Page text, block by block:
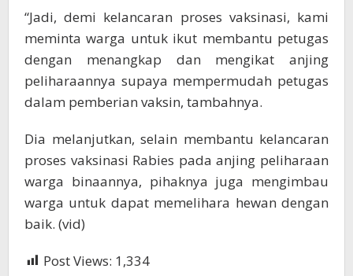
“Jadi, demi kelancaran proses vaksinasi, kami
meminta warga untuk ikut membantu petugas
dengan menangkap dan mengikat anjing
peliharaannya supaya mempermudah petugas
dalam pemberian vaksin, tambahnya.
Dia melanjutkan, selain membantu kelancaran
proses vaksinasi Rabies pada anjing peliharaan
warga binaannya, pihaknya juga mengimbau
warga untuk dapat memelihara hewan dengan
baik. (vid)
Post Views: 1,334